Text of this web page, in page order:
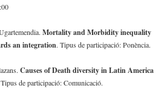
Mortality and Morbidity inequality
an integration. Tipus de participació: Ponència.
Causes of Death diversity in Latin America
de participació: Comunicació.